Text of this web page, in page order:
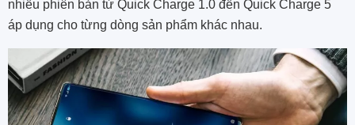
nhiều phiên bản từ Quick Charge 1.0 đến Quick Charge 5
áp dụng cho từng dòng sản phẩm khác nhau.